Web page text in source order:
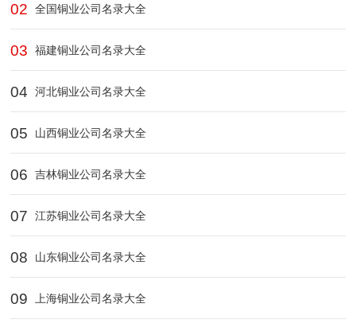
02 全国铜业公司名录大全
03 福建铜业公司名录大全
04 河北铜业公司名录大全
05 山西铜业公司名录大全
06 吉林铜业公司名录大全
07 江苏铜业公司名录大全
08 山东铜业公司名录大全
09 上海铜业公司名录大全